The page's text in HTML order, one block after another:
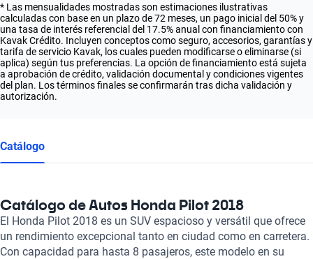
* Las mensualidades mostradas son estimaciones ilustrativas
calculadas con base en un plazo de 72 meses, un pago inicial del 50% y
una tasa de interés referencial del 17.5% anual con financiamiento con
Kavak Crédito. Incluyen conceptos como seguro, accesorios, garantías y
tarifa de servicio Kavak, los cuales pueden modificarse o eliminarse (si
aplica) según tus preferencias. La opción de financiamiento está sujeta
a aprobación de crédito, validación documental y condiciones vigentes
del plan. Los términos finales se confirmarán tras dicha validación y
autorización.
Catálogo
Catálogo de Autos Honda Pilot 2018
El Honda Pilot 2018 es un SUV espacioso y versátil que ofrece
un rendimiento excepcional tanto en ciudad como en carretera.
Con capacidad para hasta 8 pasajeros, este modelo en su